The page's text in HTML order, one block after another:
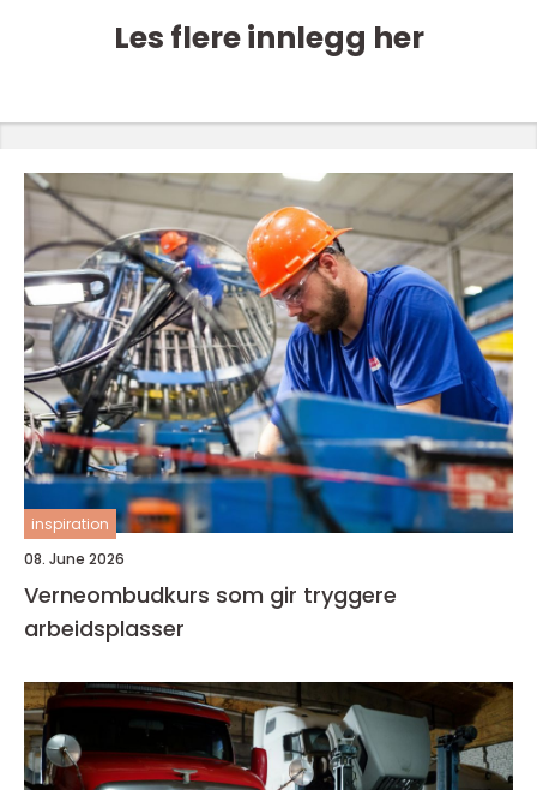
Les flere innlegg her
inspiration
08. June 2026
Verneombudkurs som gir tryggere
arbeidsplasser